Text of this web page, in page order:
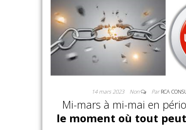
14 mars 2023 Non ParRCA
Mi-mars à mi-mai en
le moment où tout